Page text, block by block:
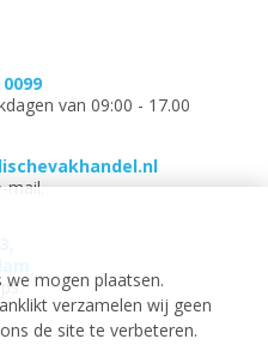
mogen plaatsen.
verzamelen wij geen
de site te verbeteren.
van 09:00 - 17.00
mail.